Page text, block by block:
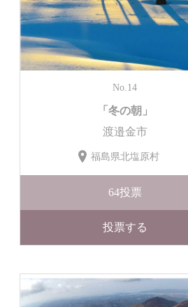
No.14
「冬の朝」
渡邉金市
福島県北塩原村
64投票
投票する